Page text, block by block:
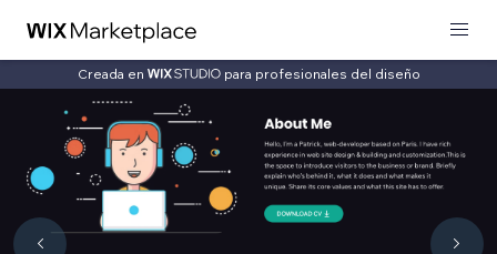
Creada en para profesionales del diseño